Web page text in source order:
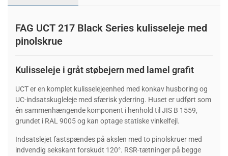
FAG UCT 217 Black Series kulisseleje med
pinolskrue
Kulisseleje i gråt støbejern med lamel grafit
UCT er en komplet kulisselejeenhed med konkav husboring og
UC-indsatskugleleje med sfærisk yderring. Huset er udført som
én sammenhængende komponent i henhold til JIS B 1559,
grundet i RAL 9005 og kan optage statiske vinkelfejl.
Indsatslejet fastspændes på akslen med to pinolskruer med
indvendig sekskant forskudt 120°. RSR-tætninger på begge